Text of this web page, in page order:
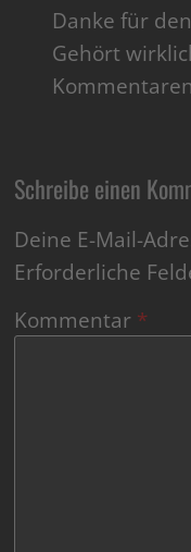
Danke für
Gehört
Schreibe einen
Deine E-Mail-
Erforderliche
Kommentar *